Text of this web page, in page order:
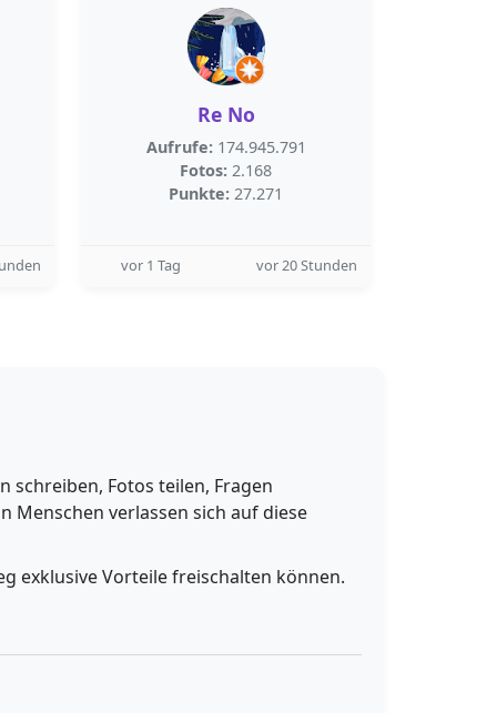
Re No
Aufrufe: 174.945.791
Fotos: 2.168
Punkte: 27.271
vor 1 Tag vor 20 Stunden
schreiben, Fotos teilen, Fragen
verlassen sich auf diese
exklusive Vorteile freischalten können.